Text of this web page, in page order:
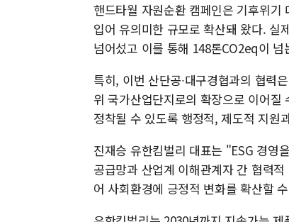
핸드타월 자원순환 캠페인은 기후위기
입어 유의미한 규모로 확산돼 왔다. 실
넘어섰고 이를 통해 148톤CO2eq이
특히, 이번 산단공∙대구경협과의 협력
위 국가산업단지로의 확장으로 이어
정착될 수 있도록 행정적, 제도적 지원
진재승 유한킴벌리 대표는 "ESG 경영
공급망과 산업계 이해관계자 간 협력
어 사회환경에 긍정적 변화를 확산할